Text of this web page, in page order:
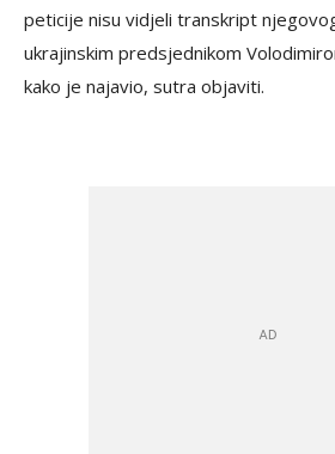
peticije nisu vidjeli transkript
ukrajinskim predsjednikom
kako je najavio, sutra objaviti.